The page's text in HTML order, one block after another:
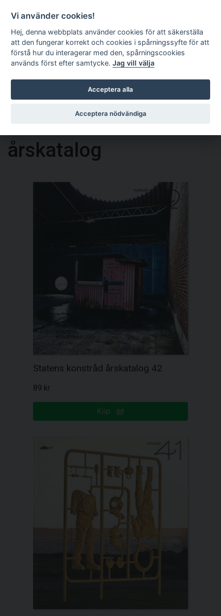
årskatalog
Statens konstråd årskatalog 42
89 kr
Köp
Vi använder cookies!
Hej, denna webbplats använder cookies för att säkerställa
att den fungerar korrekt och cookies i spårningssyfte för att
förstå hur du interagerar med den, spårningscookies
används först efter samtycke.Jag vill välja
Acceptera alla
Acceptera nödvändiga